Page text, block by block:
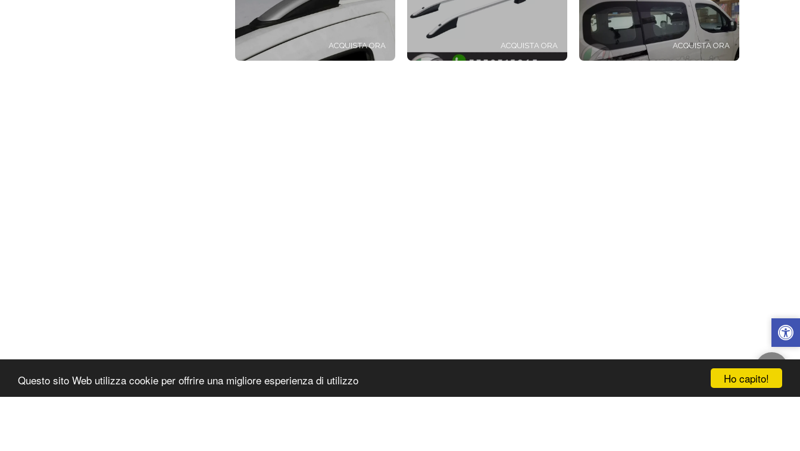
Ho capito!
Questo sito Web utilizza cookie per offrire una migliore esperienza di utilizzo
ACQUISTA ORA ACQUISTA ORA ACQUISTA ORA
Autocosmetica PAGINA INIZIALE INFORMAZIONI NEGOZIO CONTATTI